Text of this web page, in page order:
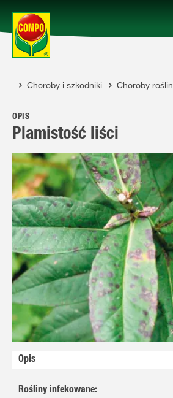
Produkty
Porady
Aktualne tematy
Kontakt
O nas
Choroby i szkodniki Choroby roślin
OPIS
Plamistość liści
Opis
Rośliny infekowane: